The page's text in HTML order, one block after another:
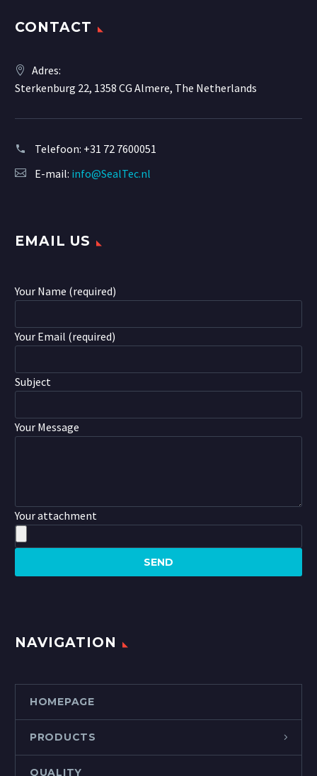
CONTACT
Adres:
Sterkenburg 22, 1358 CG Almere, The Netherlands
Telefoon: +31 72 7600051
E-mail: info@SealTec.nl
EMAIL US
Your Name (required)
Your Email (required)
Subject
Your Message
Your attachment
NAVIGATION
HOMEPAGE
PRODUCTS
QUALITY